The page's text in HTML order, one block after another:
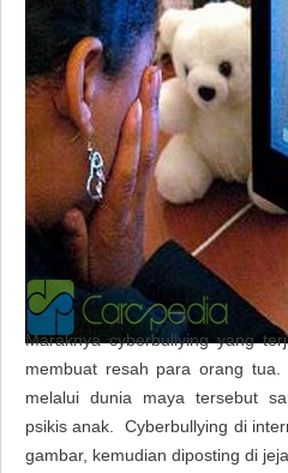
Maraknyacyberbullyingyang
membuat resah para orang tua.
melalui dunia maya tersebut
psikis anak.Cyberbullying di
gambar, kemudian diposting di